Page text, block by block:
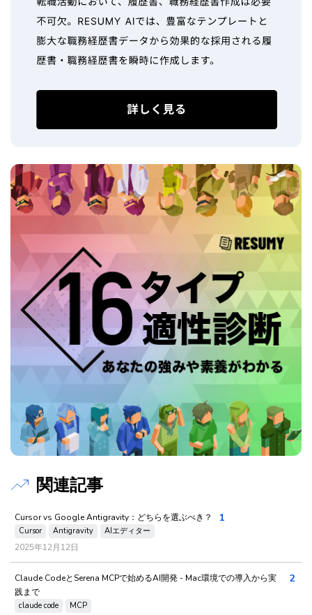
関連記事
Cursor vs Google Antigravity：どちらを選ぶべき？
Cursor Antigravity AIエディター
2025年12月12日
1
Claude CodeとSerena MCPで始めるAI開発 - Mac環境での導入から実
践まで
claude code MCP
2